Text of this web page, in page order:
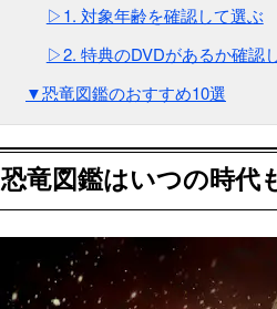
▷1. 対象年齢を確認して選ぶ
▷2. 特典のDVDがあるか確認
▼恐竜図鑑のおすすめ10選
恐竜図鑑はいつの時代